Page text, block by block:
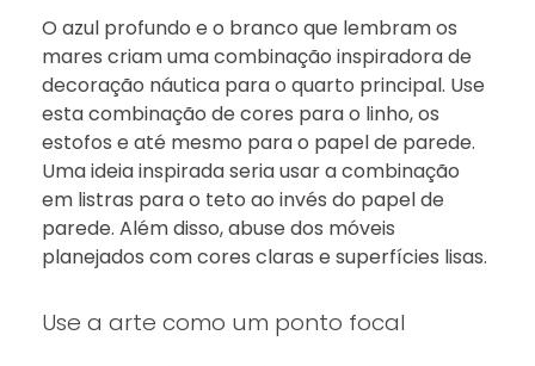
O azul profundo e o branco que lembram os
mares criam uma combinação inspiradora de
decoração náutica para o quarto principal. Use
esta combinação de cores para o linho, os
estofos e até mesmo para o papel de parede.
Uma ideia inspirada seria usar a combinação
em listras para o teto ao invés do papel de
parede. Além disso, abuse dos móveis
planejados com cores claras e superfícies lisas.
Use a arte como um ponto focal